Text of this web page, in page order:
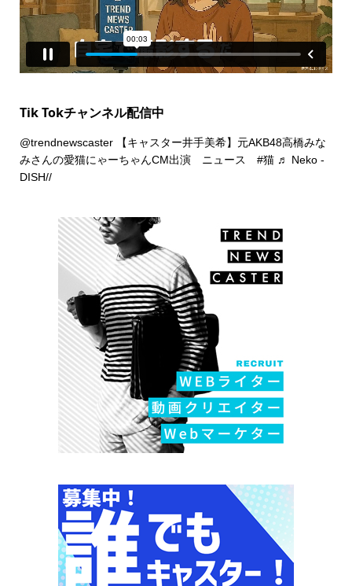
Tik Tokチャンネル配信中
@trendnewscaster【キャスター井手美希】元AKB48高橋みな
みさんの愛猫にゃーちゃんCM出演 ニュース #猫 ♬ Neko -
DISH//